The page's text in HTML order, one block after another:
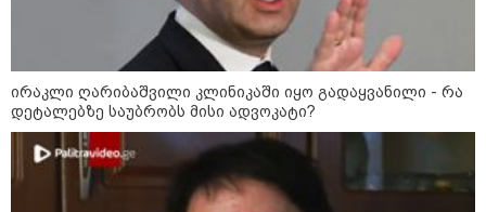
ირაკლი ღარიბაშვილი კლინიკაში იყო გადაყვანილი - რა
დეტალებზე საუბრობს მისი ადვოკატი?